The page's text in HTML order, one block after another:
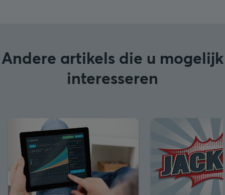
Andere artikels die u mogelijk
interesseren